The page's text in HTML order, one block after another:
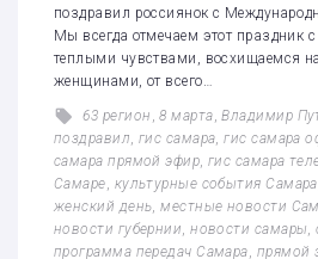
поздравил россиянок с
Мы всегда отмечаем этот праздник
теплыми чувствами, восхищаемся
женщинами, от всего…
63 регион ,8 марта ,Владимир
поздравил гис самара ,гис самара
самара прямой эфир ,гис самара
Самаре культурные события Самара
женский день ,местные новости
новости губернии ,новости самары ,
программа передач Самара прямой